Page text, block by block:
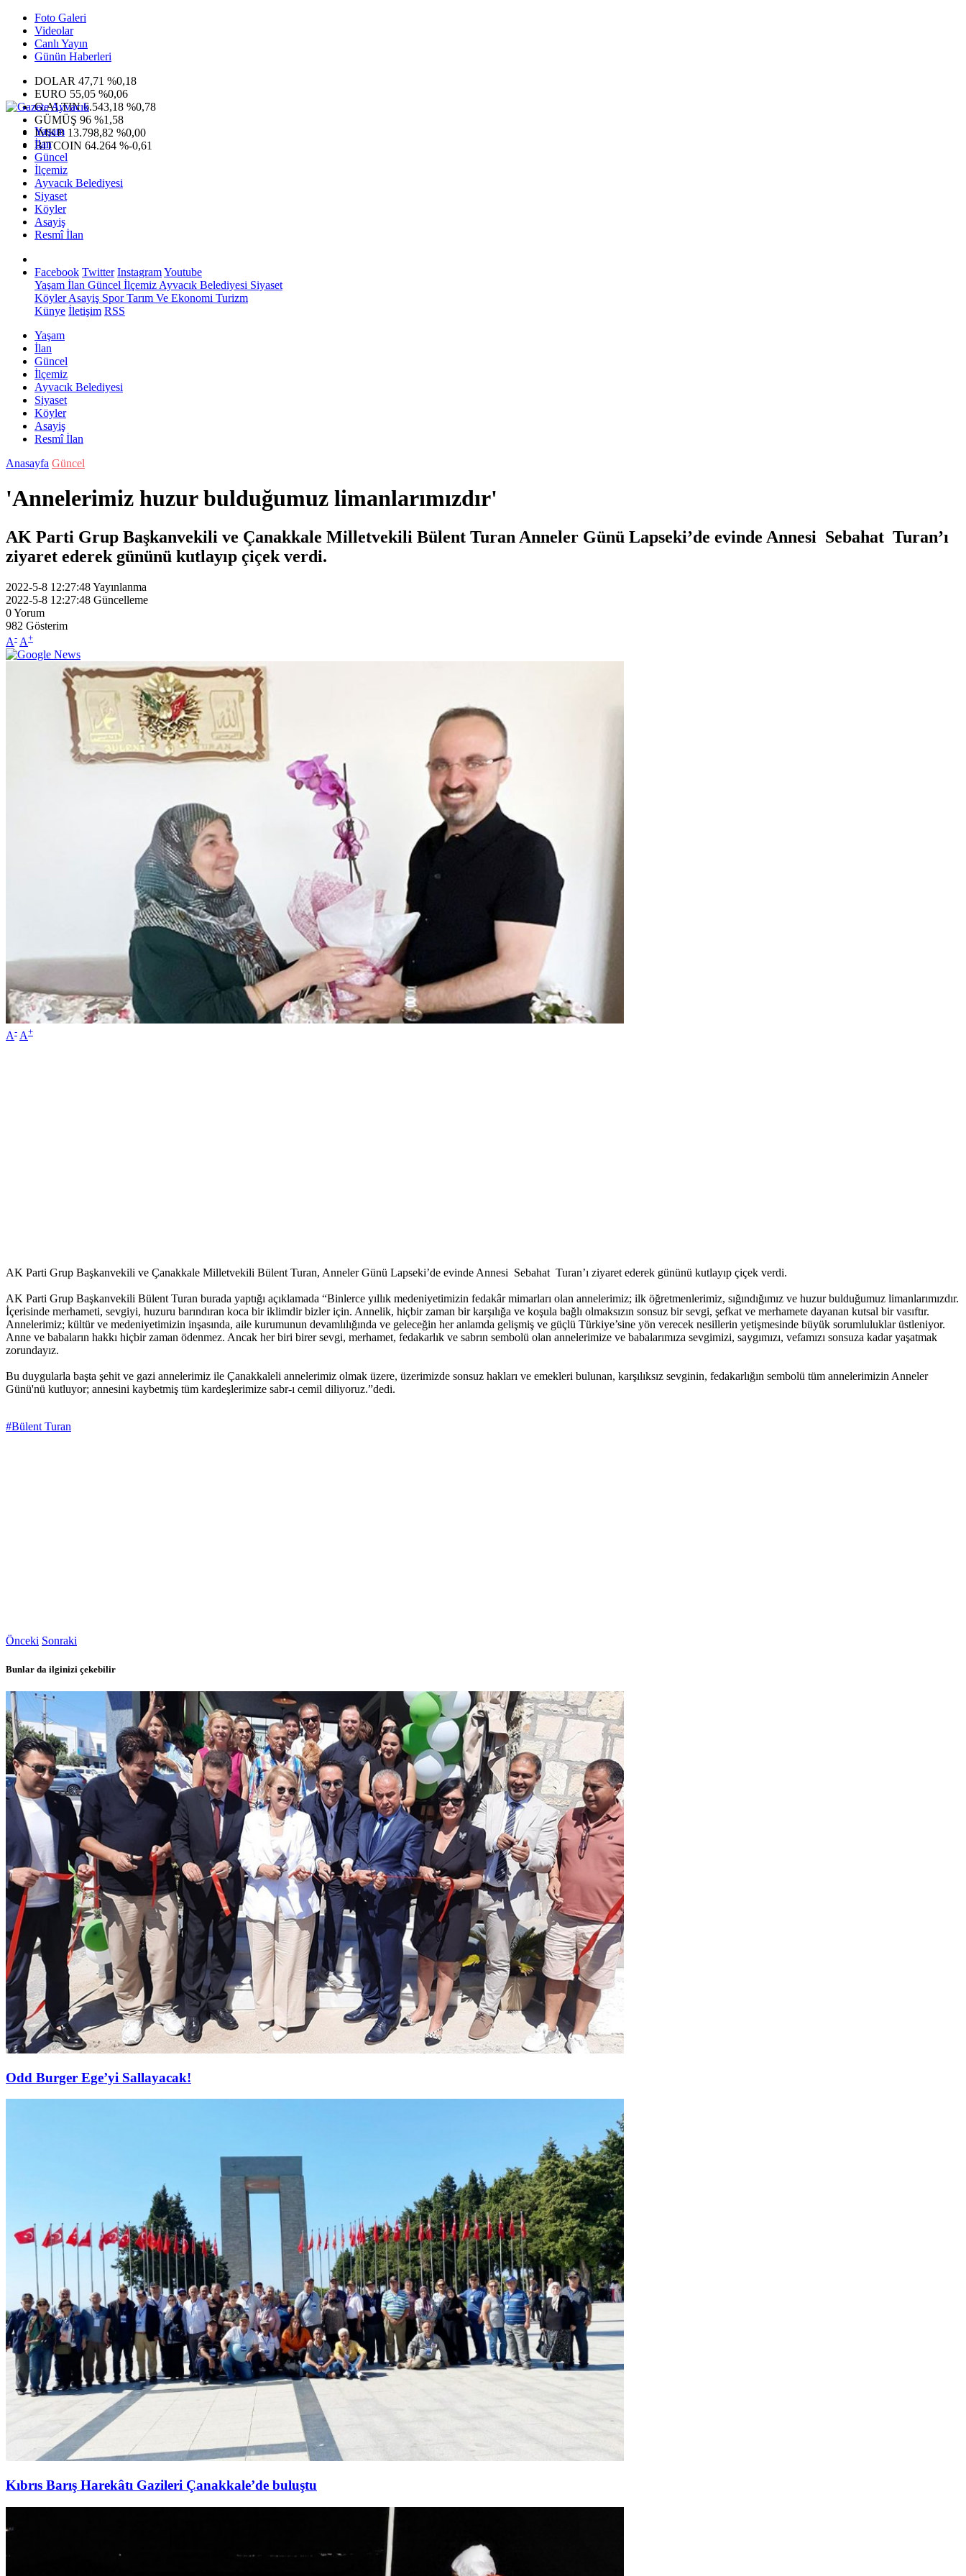
Foto Galeri
Videolar
Canlı Yayın
Günün Haberleri
DOLAR 47,71 %0,18
EURO 55,05 %0,06
G.ALTIN6.543,18 %0,78
GÜMÜŞ 96 %1,58
IMKB 13.798,82 %0,00
BITCOIN 64.264 %-0,61
Yaşam
İlan
Güncel
İlçemiz
Ayvacık Belediyesi
Siyaset
Köyler
Asayiş
Resmî İlan
Facebook Twitter InstagramYoutube
Yaşam İlan Güncel İlçemiz Ayvacık Belediyesi Siyaset
KöylerAsayiş SporTarım Ve Ekonomi Turizm
Künye İletişim RSS
Yaşam
İlan
Güncel
İlçemiz
Ayvacık Belediyesi
Siyaset
Köyler
Asayiş
Resmî İlan
Anasayfa Güncel
'Annelerimiz huzur bulduğumuz limanlarımızdır'
AK Parti Grup Başkanvekili ve Çanakkale Milletvekili Bülent Turan Anneler Günü Lapseki’de evinde Annesi Sebahat Turan’ı
ziyaret ederek gününü kutlayıp çiçek verdi.
2022-5-8 12:27:48Yayınlanma
2022-5-8 12:27:48 Güncelleme
0Yorum
982 Gösterim
A- A+
A- A+
AK Parti Grup Başkanvekili ve Çanakkale Milletvekili Bülent Turan, Anneler Günü Lapseki’de evinde Annesi Sebahat Turan’ı ziyaret ederek gününü kutlayıp çiçek verdi.
AK Parti Grup Başkanvekili Bülent Turan burada yaptığı açıklamada “Binlerce yıllık medeniyetimizin fedakâr mimarları olan annelerimiz; ilk öğretmenlerimiz, sığındığımız ve huzur bulduğumuz limanlarımızdır.
İçerisinde merhameti, sevgiyi, huzuru barındıran koca bir iklimdir bizler için. Annelik, hiçbir zaman bir karşılığa ve koşula bağlı olmaksızın sonsuz bir sevgi, şefkat ve merhamete dayanan kutsal bir vasıftır.
Annelerimiz; kültür ve medeniyetimizin inşasında, aile kurumunun devamlılığında ve geleceğin her anlamda gelişmiş ve güçlü Türkiye’sine yön verecek nesillerin yetişmesinde büyük sorumluluklar üstleniyor.
Anne ve babaların hakkı hiçbir zaman ödenmez. Ancak her biri birer sevgi, merhamet, fedakarlık ve sabrın sembolü olan annelerimize ve babalarımıza sevgimizi, saygımızı, vefamızı sonsuza kadar yaşatmak
zorundayız.
Bu duygularla başta şehit ve gazi annelerimiz ile Çanakkaleli annelerimiz olmak üzere, üzerimizde sonsuz hakları ve emekleri bulunan, karşılıksız sevginin, fedakarlığın sembolü tüm annelerimizin Anneler
Günü'nü kutluyor; annesini kaybetmiş tüm kardeşlerimize sabr-ı cemil diliyoruz.”dedi.
#Bülent Turan
Önceki Sonraki
Bunlar da ilginizi çekebilir
Odd Burger Ege’yi Sallayacak!
Kıbrıs Barış Harekâtı Gazileri Çanakkale’de buluştu